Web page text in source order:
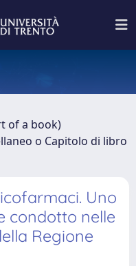
of a book)
o Capitolo di libro
Uno
condotto nelle
Regione